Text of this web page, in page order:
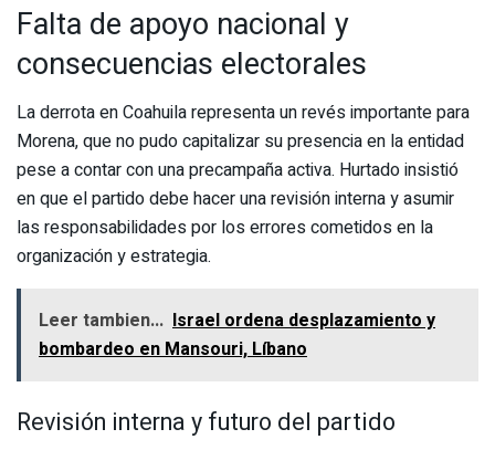
Falta de apoyo nacional y
consecuencias electorales
La derrota en Coahuila representa un revés importante para
Morena, que no pudo capitalizar su presencia en la entidad
pese a contar con una precampaña activa. Hurtado insistió
en que el partido debe hacer una revisión interna y asumir
las responsabilidades por los errores cometidos en la
organización y estrategia.
Leer tambien... Israel ordena desplazamiento y
bombardeo en Mansouri, Líbano
Revisión interna y futuro del partido